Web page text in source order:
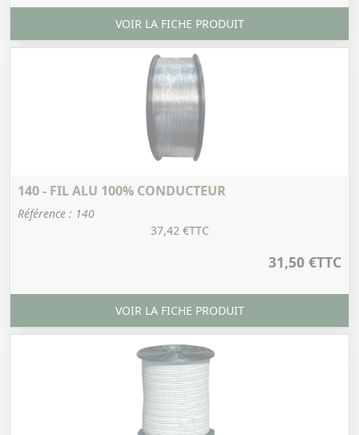
VOIR LA FICHE PRODUIT
140 - FIL ALU 100% CONDUCTEUR
Référence : 140
37,42 €TTC
31,50 €TTC
VOIR LA FICHE PRODUIT